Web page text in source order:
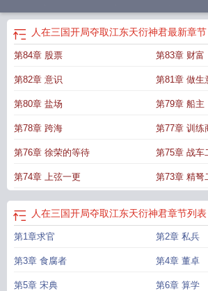
在三国开局夺取江东天衍神君
开局公孙度图 开局公
TXTweijia
免费人在东汉开局公孙度笔趣阁 开局公孙度白眼熊
人在三国开局夺取江东天衍神君最新章节
第84章 股票 第83章 财富
第82章 意识 第81章 做生
第80章 盐场 第79章 船主
第78章 跨海 第77章 训练
第76章 徐荣的等待 第75章 战车
第74章 上弦一更 第73章 精弩
人在三国开局夺取江东天衍神君章节列表
第1章求官 第2章 私兵
第3章 食腐者 第4章 董卓
第5章 宋典 第6章 算学